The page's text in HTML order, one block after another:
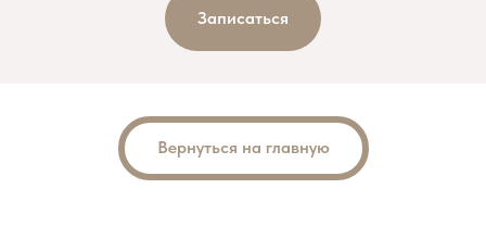
Записаться
Вернуться на главную